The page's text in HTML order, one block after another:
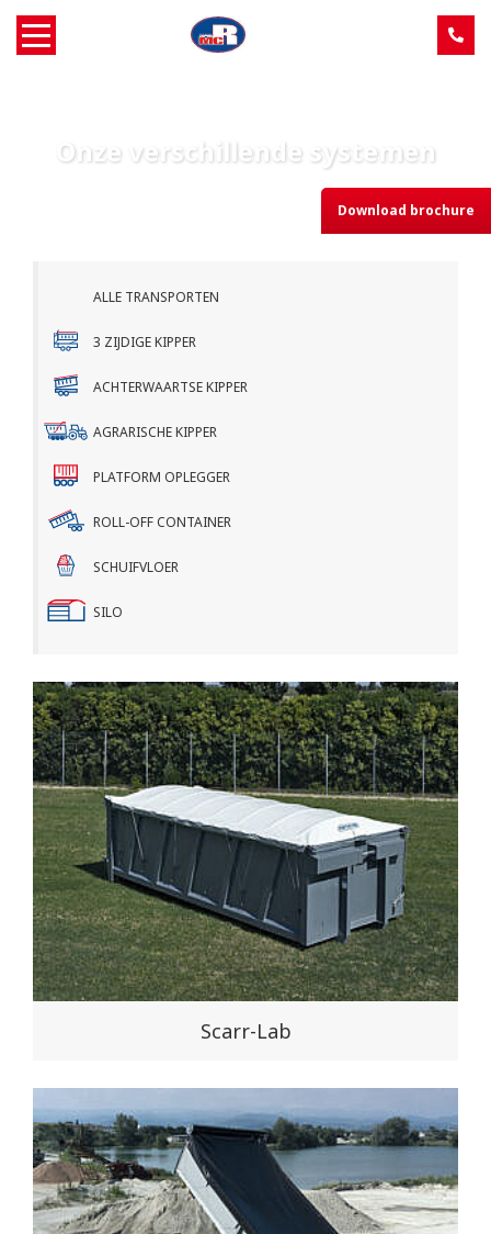
Over MCR
Machine aanbod
Nieuws
Contact
Onze verschillende systemen
Download brochure
ALLE TRANSPORTEN
3 ZIJDIGE KIPPER
ACHTERWAARTSE KIPPER
AGRARISCHE KIPPER
PLATFORM OPLEGGER
ROLL-OFF CONTAINER
SCHUIFVLOER
SILO
Scarr-Lab